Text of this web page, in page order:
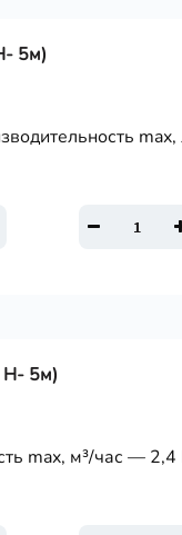
5м)
Н- 5м)
max, м³/час — 2,4